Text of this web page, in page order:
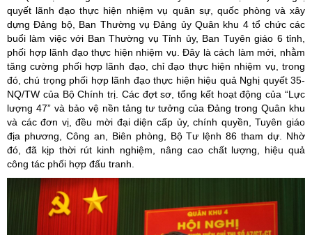
quyết lãnh đạo thực hiện nhiệm vụ quân sự, quốc phòng và xây
dựng Đảng bộ, Ban Thường vụ Đảng ủy Quân khu 4 tổ chức các
buổi làm việc với Ban Thường vụ Tỉnh ủy, Ban Tuyên giáo 6 tỉnh,
phối hợp lãnh đạo thực hiện nhiệm vụ. Đây là cách làm mới, nhằm
tăng cường phối hợp lãnh đạo, chỉ đạo thực hiện nhiệm vụ, trong
đó, chú trọng phối hợp lãnh đạo thực hiện hiệu quả Nghị quyết 35-
NQ/TW của Bộ Chính trị. Các đợt sơ, tổng kết hoạt động của “Lực
lượng 47” và bảo vệ nền tảng tư tưởng của Đảng trong Quân khu
và các đơn vị, đều mời đại diện cấp ủy, chính quyền, Tuyên giáo
địa phương, Công an, Biên phòng, Bộ Tư lệnh 86 tham dự. Nhờ
đó, đã kịp thời rút kinh nghiệm, nâng cao chất lượng, hiệu quả
công tác phối hợp đấu tranh.